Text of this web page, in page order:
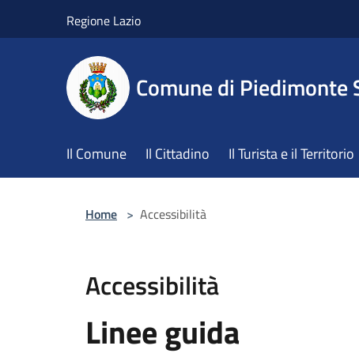
Regione Lazio
Comune di Piedimonte
Il Comune Il Cittadino Il Turista e il Territorio
Home > Accessibilità
Accessibilità
Linee guida